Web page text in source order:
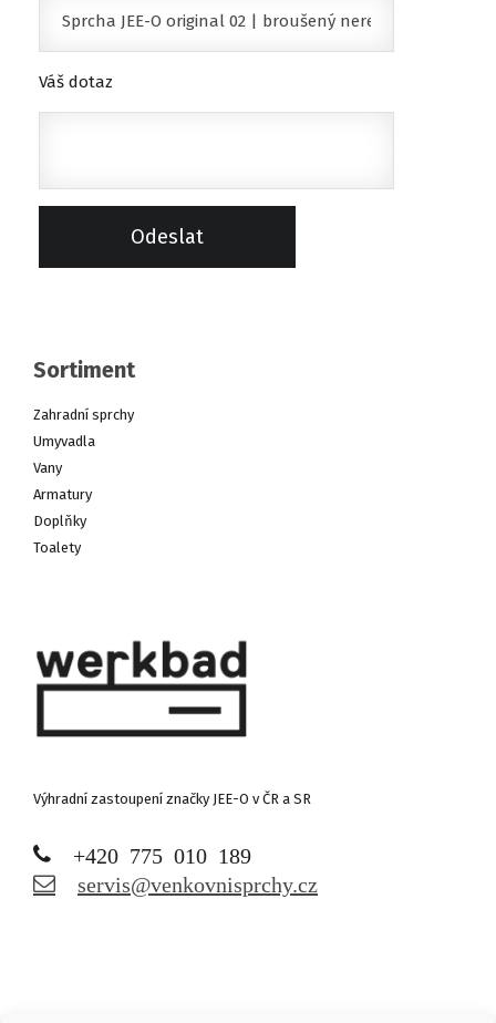
Váš dotaz
Sortiment
Zahradní sprchy
Umyvadla
Vany
Armatury
Doplňky
Toalety
Výhradní zastoupení značky JEE-O v ČR a SR
+420 775 010 189
servis@venkovnisprchy.cz